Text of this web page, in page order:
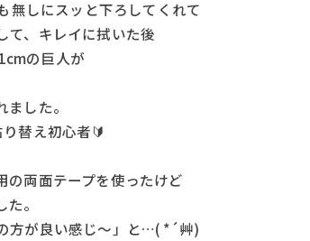
無しにスッと下ろしてくれて
て、キレイに拭いた後
の巨人が
した。
替え初心者🔰
の両面テープを使ったけど
。
方が良い感じ～」と…( *´艸)